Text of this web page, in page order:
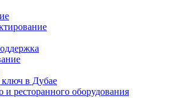
ключ в Дубае
и ресторанного оборудования